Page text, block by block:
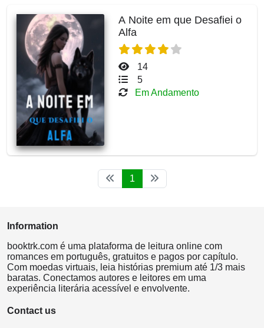
A Noite em que Desafiei o
Alfa
14
5
Em Andamento
1
Information
booktrk.com é uma plataforma de leitura online com
romances em português, gratuitos e pagos por capítulo.
Com moedas virtuais, leia histórias premium até 1/3 mais
baratas. Conectamos autores e leitores em uma
experiência literária acessível e envolvente.
Contact us